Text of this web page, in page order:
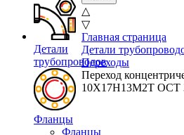
Детали
трубопроводов
Фланцы
Фланцы
△
▽
Главная страница
Детали
Переходы
Переход
10Х17Н13М2Т ОСТ